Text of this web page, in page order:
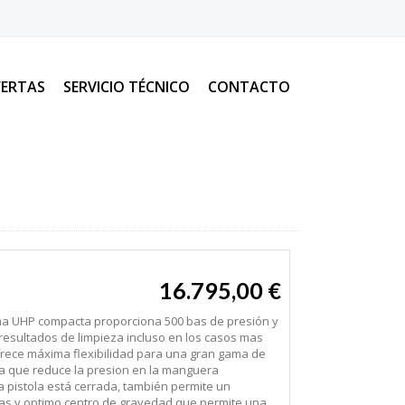
SERVICIO TÉCNICO CONTACTO
16.795,00 €
UHP compacta proporciona 500 bas de presión y
de limpieza incluso en los casos mas
máxima flexibilidad para una gran gama de
que reduce la presion en la manguera
está cerrada, también permite un